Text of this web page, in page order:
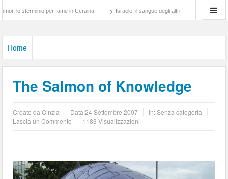
per fame in Ucraina Israele, il sangue degli altri Lotta di classe…
Home
The Salmon of Knowledge
Creato daCinzia Data:24 Settembre 2007
in: Senza categoria
Lascia un Commento
1183 Visualizzazioni